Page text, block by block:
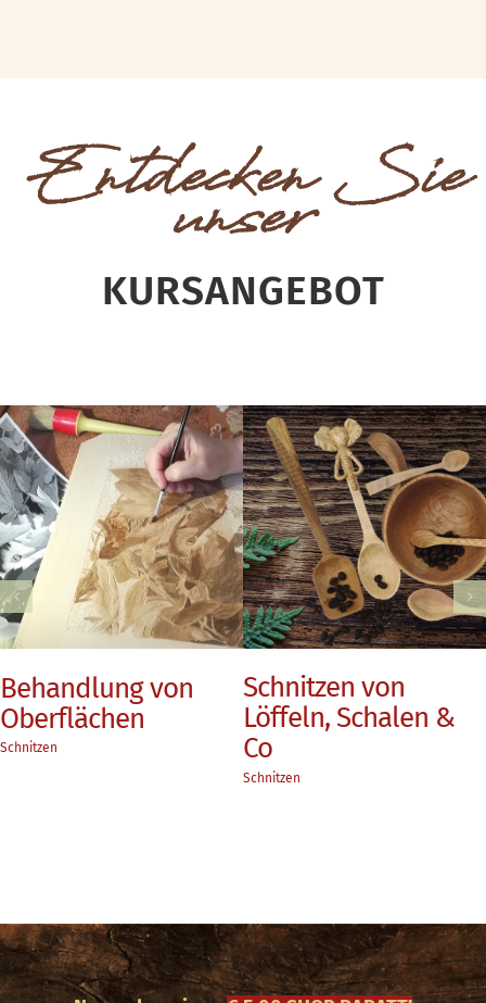
Entdecken Sie
unser
KURSANGEBOT
Kerb-, Flach-,
Reliefschnitzen
Schnitzen
Bilder schnitzen
Schnitzen
News abonnieren€ 5,00 SHOP RABATT!